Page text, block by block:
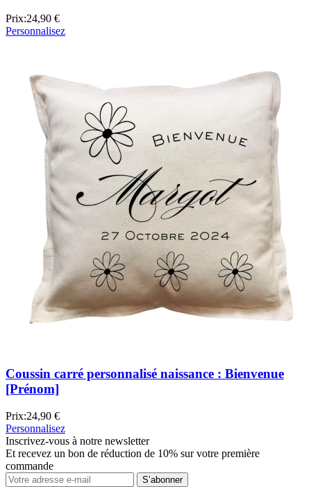
Prix:24,90 €
Personnalisez
Coussin carré personnalisé naissance : Bienvenue
[Prénom]
Prix:24,90 €
Personnalisez
Inscrivez-vous à notre newsletter
Et recevez un bon de réduction de 10% sur votre première
commande
S’abonner